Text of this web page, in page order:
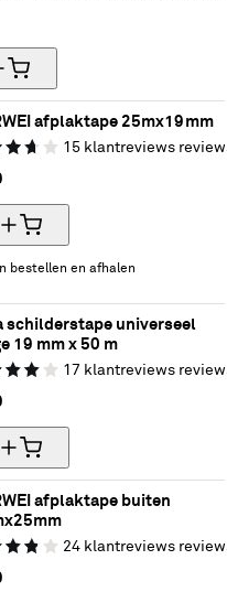
afplaktape 25mx19mm
15 klantreviews
bestellen en afhalen
schilderstape universeel
19 mm x 50 m
17 klantreviews
afplaktape buiten
24 klantreviews